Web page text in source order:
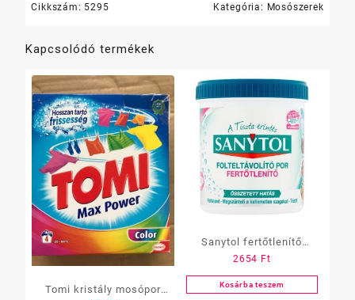
Cikkszám: 5295 Kategória: Mosószerek
Kapcsolódó termékek
Tomi kristály mosópor
Sanytol fertőtlenítő
folteltávolító, COLOR,
450 gramm
2654 Ft
Kosárba teszem